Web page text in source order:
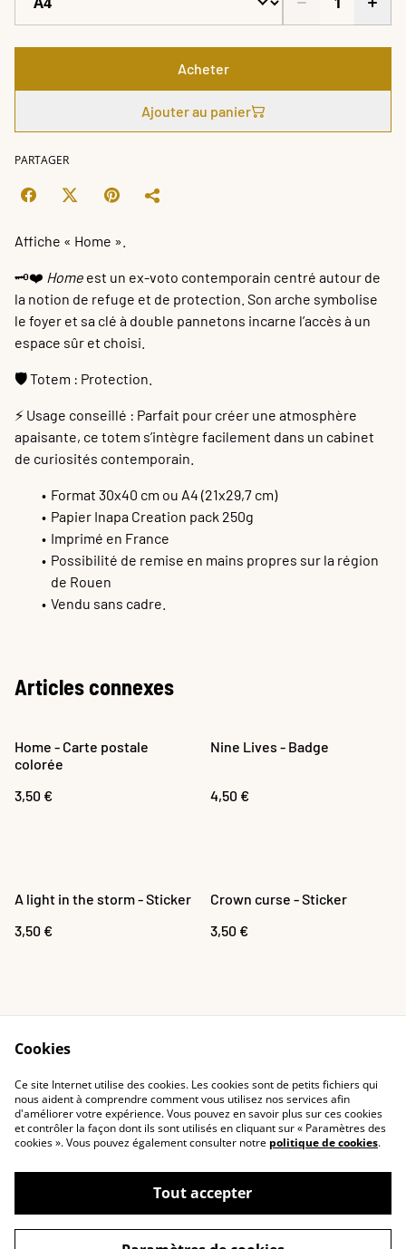
Acheter
Ajouter au panier
PARTAGER
Affiche « Home ».
🗝️❤️ Home est un ex-voto contemporain centré autour de
la notion de refuge et de protection. Son arche symbolise
le foyer et sa clé à double pannetons incarne l’accès à un
espace sûr et choisi.
🛡️Totem : Protection.
⚡️ Usage conseillé : Parfait pour créer une atmosphère
apaisante, ce totem s’intègre facilement dans un cabinet
de curiosités contemporain.
Format 30x40 cm ou A4 (21x29,7 cm)
Papier Inapa Creation pack 250g
Imprimé en France
Possibilité de remise en mains propres sur la région
de Rouen
Vendu sans cadre.
Articles connexes
Home - Carte postale
colorée
3,50 €
Nine Lives - Badge
4,50 €
A light in the storm - Sticker
3,50 €
Crown curse - Sticker
3,50 €
Recevoir le guide
gratuit des totems
dorés
Contact
Cookies
Confidentialité
Conditions générales
Cookies
Ce site Internet utilise des cookies. Les cookies sont de petits fichiers qui
nous aident à comprendre comment vous utilisez nos services afin
d'améliorer votre expérience. Vous pouvez en savoir plus sur ces cookies
et contrôler la façon dont ils sont utilisés en cliquant sur « Paramètres des
cookies ». Vous pouvez également consulter notre politique de cookies.
Tout accepter